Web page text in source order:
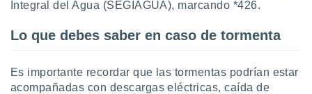
Integral del Agua (SEGIAGUA), marcando *426.
Lo que debes saber en caso de tormenta
Es importante recordar que las tormentas podrían estar
acompañadas con descargas eléctricas, caída de